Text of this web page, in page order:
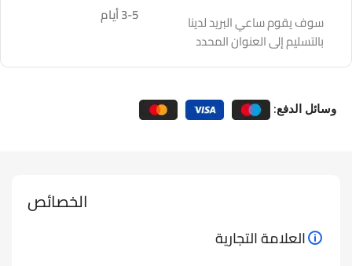
سوف يقوم ساعي البريد لدينا
بالتسليم إلى العنوان المحدد
3-5 أيام
وسائل الدفع:
الخصائص
العلامة التجارية